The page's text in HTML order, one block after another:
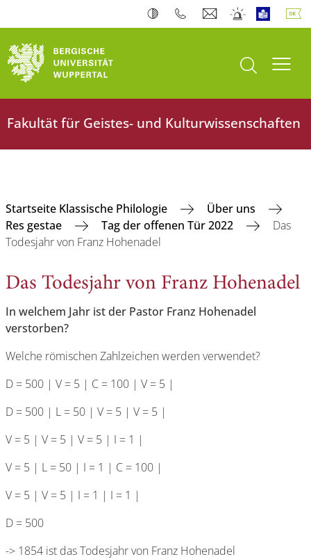
Suche öffnen
Fakultät für Geistes- und Kulturwissenschaften
Startseite Klassische Philologie
Über uns
Res gestae
Tag der offenen Tür 2022
Das
Todesjahr von Franz Hohenadel
Das Todesjahr von Franz Hohenadel
In welchem Jahr ist der Pastor Franz Hohenadel
verstorben?
Welche römischen Zahlzeichen werden verwendet?
D = 500 | V = 5 | C = 100 | V = 5 |
D = 500 | L = 50 | V = 5 | V = 5 |
V = 5 | V = 5 | V = 5 | I = 1 |
V = 5 | L = 50 | I = 1 | C = 100 |
V = 5 | V = 5 | I = 1 | I = 1 |
D = 500
-> 1854 ist das Todesjahr von Franz Hohenadel